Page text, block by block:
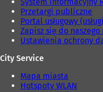
Przetargi publiczne
Portal usługowy
Zapisz się do
Ustawienia ochrony
City Service
Mapa miasta
Hotspoty WLAN